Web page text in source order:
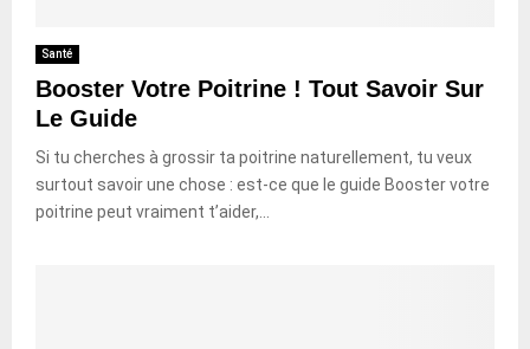
Santé
Booster Votre Poitrine ! Tout Savoir Sur
Le Guide
Si tu cherches à grossir ta poitrine naturellement, tu veux
surtout savoir une chose : est-ce que le guide Booster votre
poitrine peut vraiment t’aider,...